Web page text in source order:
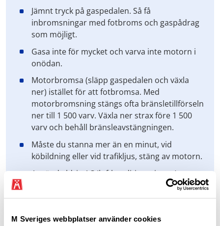
M Sveriges webbplatser använder cookies
Jämnt tryck på gaspedalen. Så få
inbromsningar med fotbroms och gaspådrag
som möjligt.
Gasa inte för mycket och varva inte motorn i
onödan.
Motorbromsa (släpp gaspedalen och växla
ner) istället för att fotbromsa. Med
motorbromsning stängs ofta bränsletillförseln
ner till 1 500 varv. Växla ner strax före 1 500
varv och behåll bränsleavstängningen.
Måste du stanna mer än en minut, vid
köbildning eller vid trafikljus, stäng av motorn.
Använd aldrig AC (luftkonditioneringen) annat
För automatväxlade bilar gäller det att köra
mjukt och att växla upp så tidigt som möjligt.